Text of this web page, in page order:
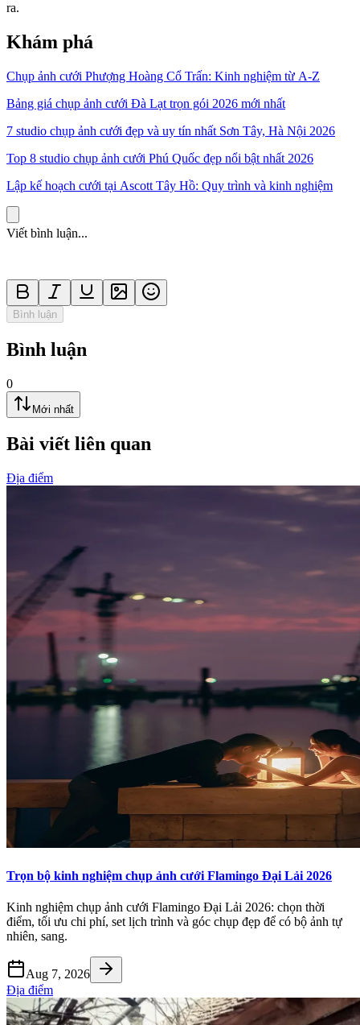
ra.
Khám phá
Chụp ảnh cưới Phượng Hoàng Cổ Trấn: Kinh nghiệm từ A-Z
Bảng giá chụp ảnh cưới Đà Lạt trọn gói 2026 mới nhất
7 studio chụp ảnh cưới đẹp và uy tín nhất Sơn Tây, Hà Nội 2026
Top 8 studio chụp ảnh cưới Phú Quốc đẹp nổi bật nhất 2026
Lập kế hoạch cưới tại Ascott Tây Hồ: Quy trình và kinh nghiệm
Viết bình luận...
Bình luận
Bình luận
0
Mới nhất
Bài viết liên quan
Địa điểm
Trọn bộ kinh nghiệm chụp ảnh cưới Flamingo Đại Lải 2026
Kinh nghiệm chụp ảnh cưới Flamingo Đại Lải 2026: chọn thời
điểm, tối ưu chi phí, set lịch trình và góc chụp đẹp để có bộ ảnh tự
nhiên, sang.
Aug 7, 2026
Địa điểm